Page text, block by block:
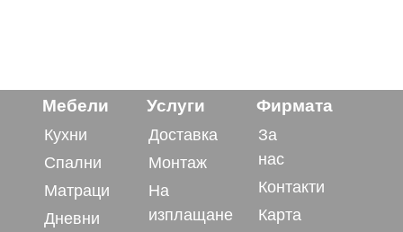
Мебели
Кухни
Спални
Матраци
Дневни
Услуги
Доставка
Монтаж
На
изплащане
Фирмата
За
нас
Контакти
Карта